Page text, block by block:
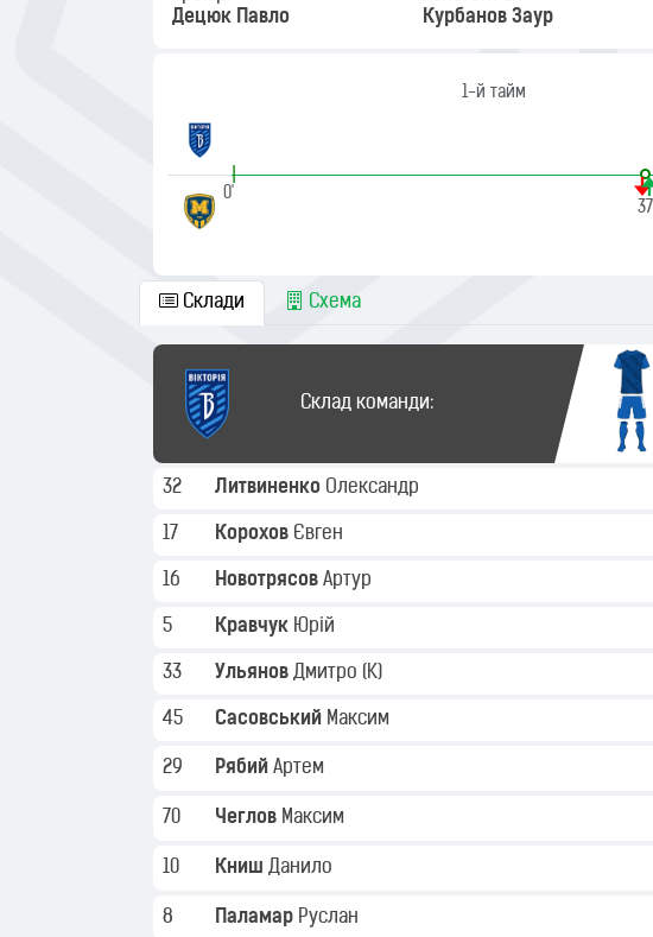
Децюк Павло
Курбанов Заур
1-й тайм
|
0'
37
Склади Схема
Склад команди:
32 Литвиненко Олександр
17 Корохов Євген
16 Новотрясов Артур
5 Кравчук Юрій
33 Ульянов Дмитро (K)
45 Сасовський Максим
29 Рябий Артем
70 Чеглов Максим
10 Книш Данило
8 Паламар Руслан